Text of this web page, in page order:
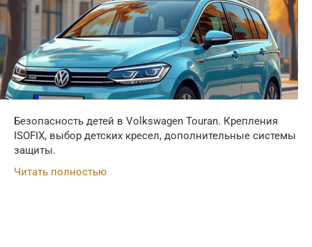
Безопасность детей в Volkswagen Touran. Крепления
ISOFIX, выбор детских кресел, дополнительные системы
защиты.
Читать полностью